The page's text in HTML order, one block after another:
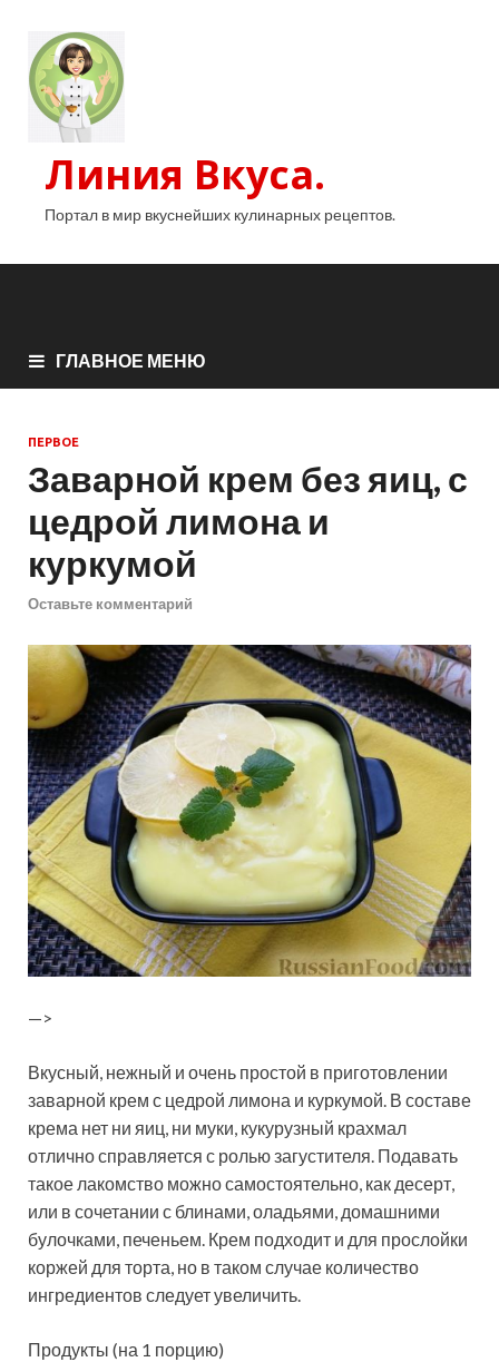
Линия Вкуса.
Портал в мир вкуснейших кулинарных рецептов.
ГЛАВНОЕ МЕНЮ
ПЕРВОЕ
Заварной крем без яиц, с
цедрой лимона и
куркумой
Оставьте комментарий
—>
Вкусный, нежный и очень простой в приготовлении
заварной крем с цедрой лимона и куркумой. В составе
крема нет ни яиц, ни муки, кукурузный крахмал
отлично справляется с ролью загустителя. Подавать
такое лакомство можно самостоятельно, как десерт,
или в сочетании с блинами, оладьями, домашними
булочками, печеньем. Крем подходит и для прослойки
коржей для торта, но в таком случае количество
ингредиентов следует увеличить.
Продукты (на 1 порцию)